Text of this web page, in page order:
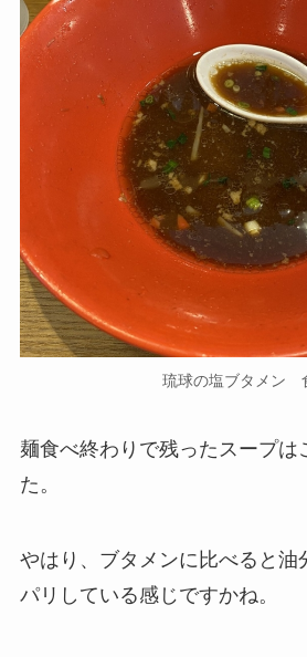
琉球の塩ブタメン
麺食べ終わりで残ったスープは
た。
やはり、ブタメンに比べると油
パリしている感じですかね。